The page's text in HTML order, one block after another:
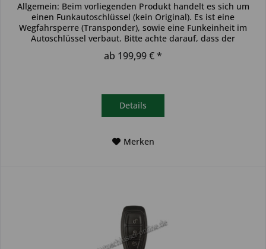
Allgemein: Beim vorliegenden Produkt handelt es sich um
einen Funkautoschlüssel (kein Original). Es ist eine
Wegfahrsperre (Transponder), sowie eine Funkeinheit im
Autoschlüssel verbaut. Bitte achte darauf, dass der
Autoschlüssel deinem...
ab 199,99 € *
Details
Merken